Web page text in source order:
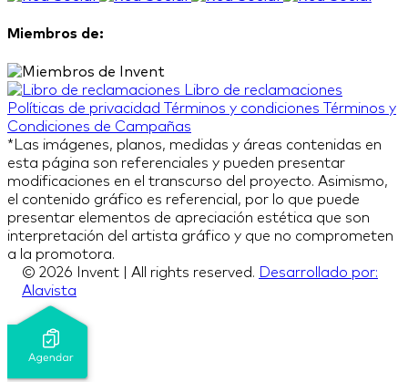
Miembros de:
Libro de reclamaciones
Políticas de privacidad
Términos y condiciones
Términos y
Condiciones de Campañas
*Las imágenes, planos, medidas y áreas contenidas en
esta página son referenciales y pueden presentar
modificaciones en el transcurso del proyecto. Asimismo,
el contenido gráfico es referencial, por lo que puede
presentar elementos de apreciación estética que son
interpretación del artista gráfico y que no comprometen
a la promotora.
© 2026 Invent | All rights reserved.
Desarrollado por:
Alavista